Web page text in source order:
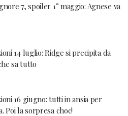
7, spoiler 1° maggio: Agnese va
14 luglio: Ridge si precipita da
sa tutto
16 giugno: tutti in ansia per
Poi la sorpresa choc!